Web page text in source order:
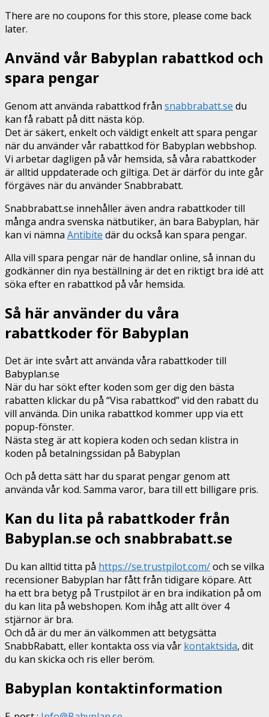
There are no coupons for this store, please come back
later.
Använd vår Babyplan rabattkod och
spara pengar
Genom att använda rabattkod från snabbrabatt.se du
kan få rabatt på ditt nästa köp.
Det är säkert, enkelt och väldigt enkelt att spara pengar
när du använder vår rabattkod för Babyplan webbshop.
Vi arbetar dagligen på vår hemsida, så våra rabattkoder
är alltid uppdaterade och giltiga. Det är därför du inte går
förgäves när du använder Snabbrabatt.
Snabbrabatt.se innehåller även andra rabattkoder till
många andra svenska nätbutiker, än bara Babyplan, här
kan vi nämna Antibite där du också kan spara pengar.
Alla vill spara pengar när de handlar online, så innan du
godkänner din nya beställning är det en riktigt bra idé att
söka efter en rabattkod på vår hemsida.
Så här använder du våra
rabattkoder för Babyplan
Det är inte svårt att använda våra rabattkoder till
Babyplan.se
När du har sökt efter koden som ger dig den bästa
rabatten klickar du på “Visa rabattkod” vid den rabatt du
vill använda. Din unika rabattkod kommer upp via ett
popup-fönster.
Nästa steg är att kopiera koden och sedan klistra in
koden på betalningssidan på Babyplan
Och på detta sätt har du sparat pengar genom att
använda vår kod. Samma varor, bara till ett billigare pris.
Kan du lita på rabattkoder från
Babyplan.se och snabbrabatt.se
Du kan alltid titta på https://se.trustpilot.com/och se vilka
recensioner Babyplan har fått från tidigare köpare. Att
ha ett bra betyg på Trustpilot är en bra indikation på om
du kan lita på webshopen. Kom ihåg att allt över 4
stjärnor är bra.
Och då är du mer än välkommen att betygsätta
SnabbRabatt, eller kontakta oss via vår kontaktsida, dit
du kan skicka och ris eller beröm.
Babyplan kontaktinformation